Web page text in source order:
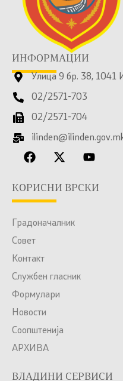
ИНФОРМАЦИИ
Улица 9 бр. 38, 1041
02/2571-703
02/2571-704
КОРИСНИ ВРСКИ
Градоначалник
Совет
Контакт
Службен гласник
Формулари
Новости
Соопштенија
АРХИВА
ВЛАДИНИ СЕРВИСИ